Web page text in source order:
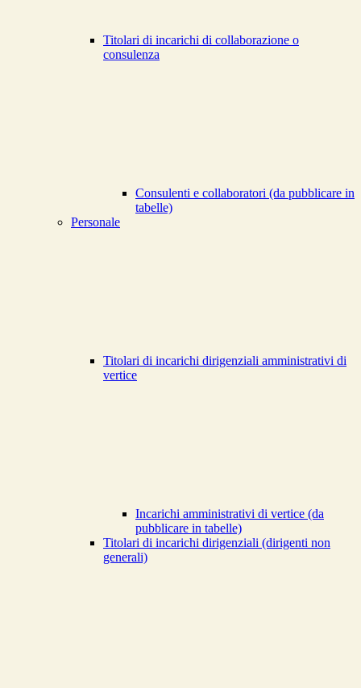
Titolari di incarichi di collaborazione o
consulenza
Consulenti e collaboratori (da pubblicare in
tabelle)
Personale
Titolari di incarichi dirigenziali amministrativi di
vertice
Incarichi amministrativi di vertice (da
pubblicare in tabelle)
Titolari di incarichi dirigenziali (dirigenti non
generali)